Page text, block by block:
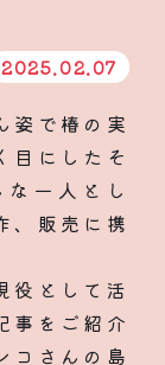
2025.02.07
姿で椿の実
目にしたそ
一人とし
、販売に携
役として活
事をご紹介
コさんの島